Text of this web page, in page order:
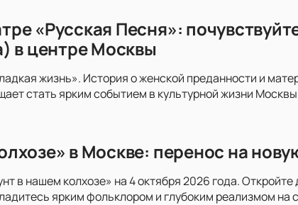
«Русская Песня»:
в центре Москвы
жизнь». История о женской преданности и
стать ярким событием в культурной жизни
в Москве: перенос на
в нашем колхозе» на 4 октября 2026 года. Откройте
ярким фольклором и глубоким реализмом на